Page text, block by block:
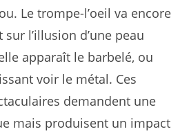
Le trompe-l’oeil va encore
l’illusion d’une peau
apparaît le barbelé, ou
voir le métal. Ces
demandent une
mais produisent un impact